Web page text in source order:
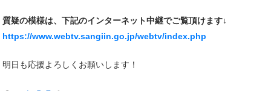
質疑の模様は、下記のインターネット中継でご覧頂けます↓
https://www.webtv.sangiin.go.jp/webtv/index.php
明日も応援よろしくお願いします！